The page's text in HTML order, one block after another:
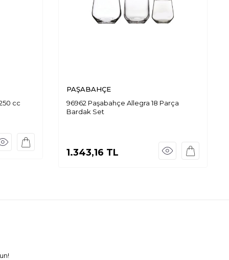
cc
PAŞABAHÇE
96962 Paşabahçe Allegra 18 Parça
Bardak Set
1.343,16 TL